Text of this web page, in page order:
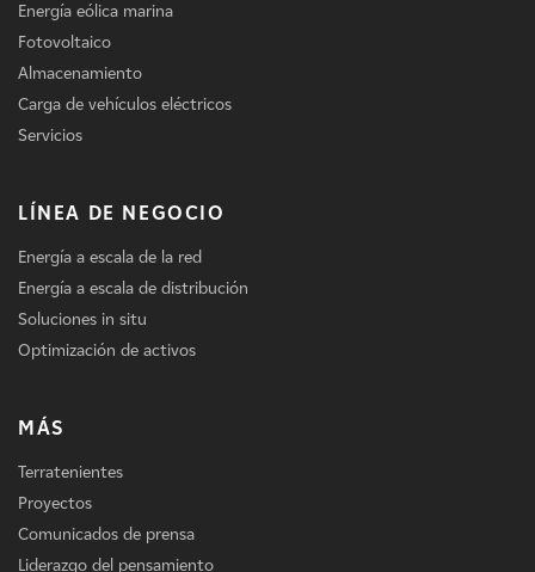
Energía eólica marina
Fotovoltaico
Almacenamiento
Carga de vehículos eléctricos
Servicios
LÍNEA DE NEGOCIO
Energía a escala de la red
Energía a escala de distribución
Soluciones in situ
Optimización de activos
MÁS
Terratenientes
Proyectos
Comunicados de prensa
Liderazgo del pensamiento